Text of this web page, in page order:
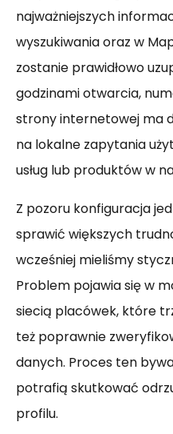
najważniejszych
wyszukiwania oraz w
zostanie prawidłowo
godzinami otwarcia,
strony internetowej ma
na lokalne zapytania
usług lub produktów w
Z pozoru konfiguracja
sprawić większych
wcześniej mieliśmy
Problem pojawia się w
siecią placówek, które
też poprawnie
danych. Proces ten
potrafią skutkować
profilu.